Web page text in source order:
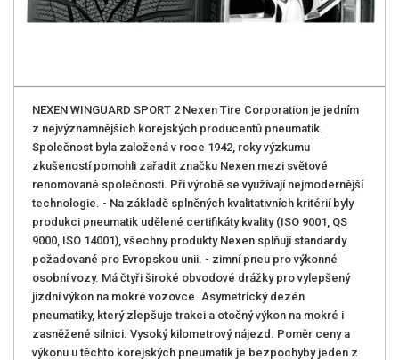
NEXEN WINGUARD SPORT 2 Nexen Tire Corporation je jedním
z nejvýznamnějších korejských producentů pneumatik.
Společnost byla založená v roce 1942, roky výzkumu
zkušeností pomohli zařadit značku Nexen mezi světové
renomované společnosti. Při výrobě se využívají nejmodernější
technologie. - Na základě splněných kvalitativních kritérií byly
produkci pneumatik udělené certifikáty kvality (ISO 9001, QS
9000, ISO 14001), všechny produkty Nexen splňují standardy
požadované pro Evropskou unii. - zimní pneu pro výkonné
osobní vozy. Má čtyři široké obvodové drážky pro vylepšený
jízdní výkon na mokré vozovce. Asymetrický dezén
pneumatiky, který zlepšuje trakci a otočný výkon na mokré i
zasněžené silnici. Vysoký kilometrový nájezd. Poměr ceny a
výkonu u těchto korejských pneumatik je bezpochyby jeden z